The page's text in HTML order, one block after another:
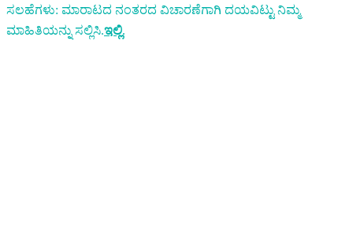
ಸಲಹೆಗಳು: ಮಾರಾಟದ ನಂತರದ ವಿಚಾರಣೆಗಾಗಿ ದಯವಿಟ್ಟು ನಿಮ್ಮ
ಮಾಹಿತಿಯನ್ನು ಸಲ್ಲಿಸಿ.ಇಲ್ಲಿ.